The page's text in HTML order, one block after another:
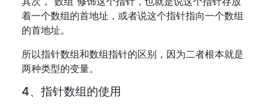
着一个数组的首地址，或者说这个指针指向一个数组
的首地址。
所以指针数组和数组指针的区别，因为二者根本就是
两种类型的变量。
4、指针数组的使用